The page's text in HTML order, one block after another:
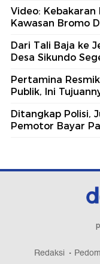
Video: Kebakaran
Kawasan Bromo
Dari Tali Baja ke
Desa Sikundo
Pertamina
Publik, Ini
Ditangkap Polisi,
Pemotor Bayar
Redaksi